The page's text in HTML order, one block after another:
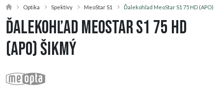
Optika Spektívy MeoStar S1 Ďalekohľad MeoStar S1 75 HD (APO)
Ďalekohľad MeoStar S1 75 HD
(APO) šikmý